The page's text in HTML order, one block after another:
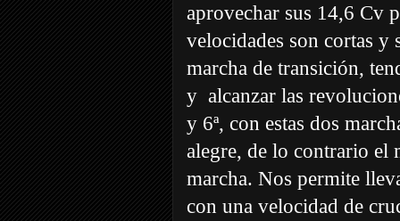
aprovechar sus 14,6 Cv
velocidades son cortas y
marcha de transición,
y alcanzar las
y 6ª, con estas dos
alegre, de lo contrario el
marcha. Nos permite
con una velocidad de